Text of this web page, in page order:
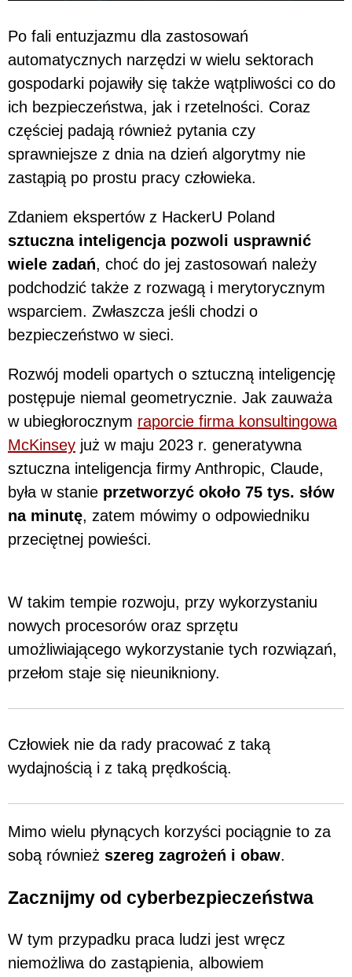
Po fali entuzjazmu dla zastosowań
automatycznych narzędzi w wielu sektorach
gospodarki pojawiły się także wątpliwości co do
ich bezpieczeństwa, jak i rzetelności. Coraz
częściej padają również pytania czy
sprawniejsze z dnia na dzień algorytmy nie
zastąpią po prostu pracy człowieka.
Zdaniem ekspertów z HackerU Poland
sztuczna inteligencja pozwoli usprawnić
wiele zadań, choć do jej zastosowań należy
podchodzić także z rozwagą i merytorycznym
wsparciem. Zwłaszcza jeśli chodzi o
bezpieczeństwo w sieci.
Rozwój modeli opartych o sztuczną inteligencję
postępuje niemal geometrycznie. Jak zauważa
w ubiegłorocznym raporcie firma konsultingowa
McKinsey już w maju 2023 r. generatywna
sztuczna inteligencja firmy Anthropic, Claude,
była w stanie przetworzyć około 75 tys. słów
na minutę, zatem mówimy o odpowiedniku
przeciętnej powieści.
W takim tempie rozwoju, przy wykorzystaniu
nowych procesorów oraz sprzętu
umożliwiającego wykorzystanie tych rozwiązań,
przełom staje się nieunikniony.
Człowiek nie da rady pracować z taką
wydajnością i z taką prędkością.
Mimo wielu płynących korzyści pociągnie to za
sobą również szereg zagrożeń i obaw.
Zacznijmy od cyberbezpieczeństwa
W tym przypadku praca ludzi jest wręcz
niemożliwa do zastąpienia, albowiem